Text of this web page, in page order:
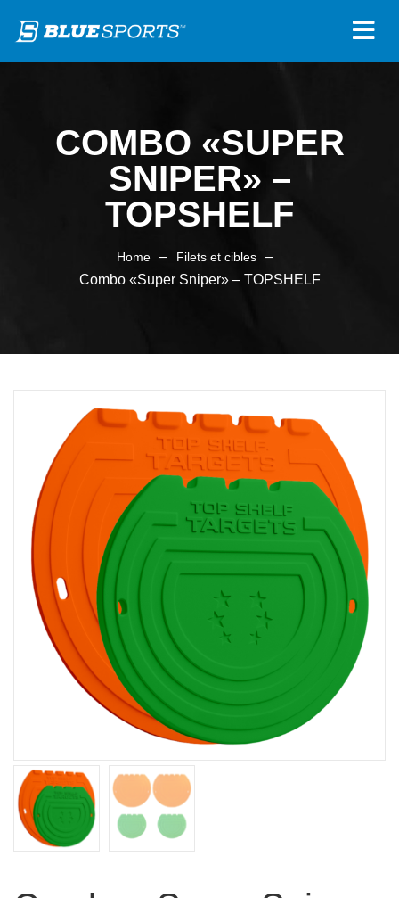
COMBO «SUPER
SNIPER» –
TOPSHELF
Home – Filets et cibles
–
Combo «Super Sniper» – TOPSHELF